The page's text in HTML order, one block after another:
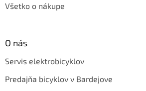
Všetko o nákupe
O nás
Servis elektrobicyklov
Predajňa bicyklov v Bardejove